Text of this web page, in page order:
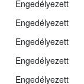
Engedélyezett
Engedélyezett
Engedélyezett
Engedélyezett
Engedélyezett